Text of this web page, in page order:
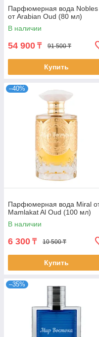
Парфюмерная вода Nobles
от Arabian Oud (80 мл)
В наличии
54 900 ₸ 91 500 ₸
Купить
–40%
Парфюмерная вода Miral
Mamlakat Al Oud (100 мл)
В наличии
6 300 ₸ 10 500 ₸
Купить
–35%